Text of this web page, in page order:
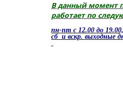
В данный момент
работает по
пн-пт с 12.00 до 19.00,
сб и вскр. выходные